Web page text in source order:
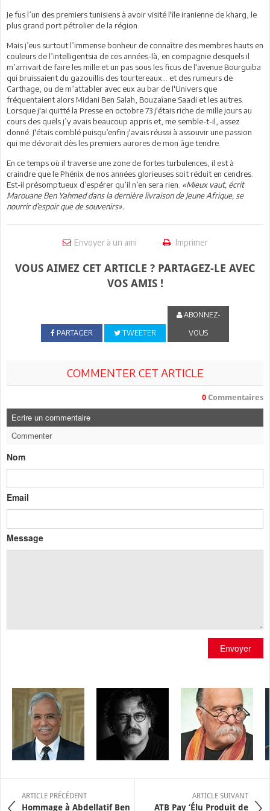
Je fus l’un des premiers tunisiens à avoir visité l'île iranienne de kharg, le
plus grand port pétrolier de la région.
Mais j’eus surtout l’immense bonheur de connaître des membres hauts en
couleurs de l’intelligentsia de ces années-là, en compagnie desquels il
m’arrivait de faire les mille et un pas sous les ficus de l'avenue Bourguiba
qui bruissaient du gazouillis des tourtereaux... et des rumeurs de
Carthage, ou de m’attabler avec eux au bar de l'Univers que
fréquentaient alors Midani Ben Salah, Bouzaîane Saadi et les autres.
Lorsque j'ai quitté la Presse en octobre 73 j'étais riche de mille jours au
cours des quels j’y avais beaucoup appris et, me semble-t-il, assez
donné. J'étais comblé puisqu’enfin j'avais réussi à assouvir une passion
qui me dévorait dès les premiers aurores de mon âge tendre.
En ce temps où il traverse une zone de fortes turbulences, il est à
craindre que le Phénix de nos années glorieuses soit réduit en cendres.
Est-il présomptueux d’espérer qu’il n’en sera rien. «Mieux vaut, écrit
Marouane Ben Yahmed dans la dernière livraison de Jeune Afrique, se
nourrir d’espoir que de souvenirs».
Envoyer à un ami Imprimer
VOUS AIMEZ CET ARTICLE ? PARTAGEZ-LE AVEC
VOS AMIS !
PARTAGER TWEETER
ABONNEZ-
VOUS
COMMENTER CET ARTICLE
0 Commentaires
Ecrire un commentaire
Commenter
Nom
Email
Message
Envoyer
ARTICLE PRÉCÉDENT
Hommage à Abdellatif Ben
ARTICLE SUIVANT
ATB Pay ‘Élu Produit de